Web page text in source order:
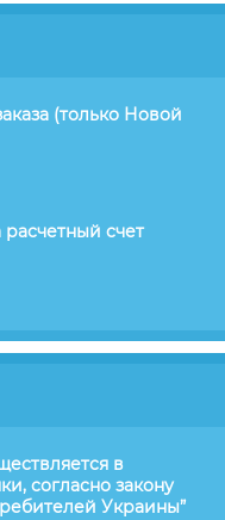
(только Новой
счет
в
согласно закону
Украины”